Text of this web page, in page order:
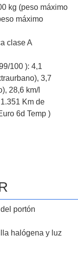
kg (peso máximo
máximo
clase A
100 ): 4,1
3,7
28,6 km/l
Km de
6d Temp )
portón
halógena y luz